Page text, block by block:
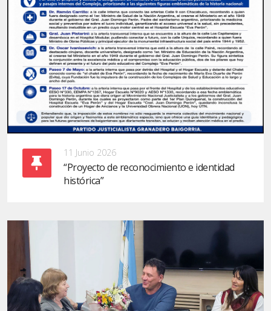
11 Junio 2026
“Proyecto de reconocimiento e identidad
histórica”